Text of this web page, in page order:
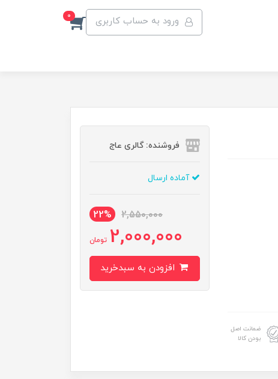
ورود به حساب کاربری 0
ضمانت اصل
بودن کالا
فروشنده: گالری عاج
آماده ارسال
2,550,000
22%
2,000,000 تومان